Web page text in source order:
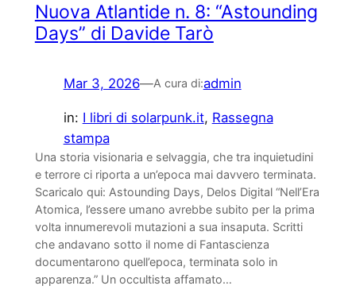
Nuova Atlantide n. 8: “Astounding
Days” di Davide Tarò
Mar 3, 2026—A cura di:admin
in: I libri di solarpunk.it, Rassegna
stampa
Una storia visionaria e selvaggia, che tra inquietudini
e terrore ci riporta a un’epoca mai davvero terminata.
Scaricalo qui: Astounding Days, Delos Digital “Nell’Era
Atomica, l’essere umano avrebbe subito per la prima
volta innumerevoli mutazioni a sua insaputa. Scritti
che andavano sotto il nome di Fantascienza
documentarono quell’epoca, terminata solo in
apparenza.” Un occultista affamato…